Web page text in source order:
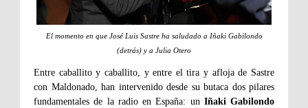
El momento en que José Luis Sastre ha saludado a Iñaki Gabilondo
(detrás) y a Julia Otero
Entre caballito y caballito, y entre el tira y afloja de Sastre
con Maldonado, han intervenido desde su butaca dos pilares
fundamentales de la radio en España: un Iñaki Gabilondo